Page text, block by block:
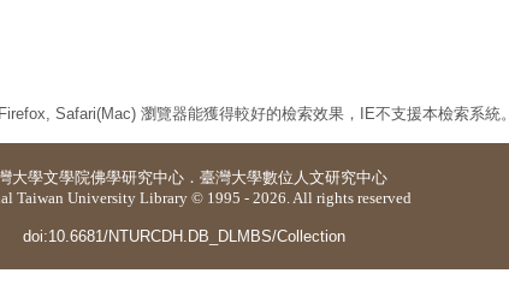
Safari(Mac) 瀏覽器能獲得較好的檢索效果，IE不支援本檢索系統。
大學文學院佛學研究中心 ． 臺灣大學數位人文研究中心
Taiwan University Library © 1995 - 2026. All rights reserved
doi:10.6681/NTURCDH.DB_DLMBS/Collection